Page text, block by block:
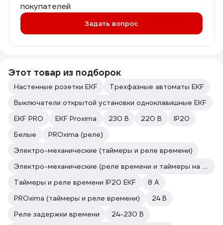
покупателей
Задать вопрос
Этот товар из подборок
Настенные розетки EKF
Трехфазные автоматы EKF
Выключатели открытой установки одноклавишные EKF
EKF PRO
EKF Proxima 230 В 220 В
IP20
Белые
PROxima (реле)
Электро-механические (таймеры и реле времени)
Электро-механические (реле времени и таймеры на DIN-рейку)
Таймеры и реле времени IP20 EKF
8 А
PROxima (таймеры и реле времени)
24 В
Реле задержки времени
24-230 В